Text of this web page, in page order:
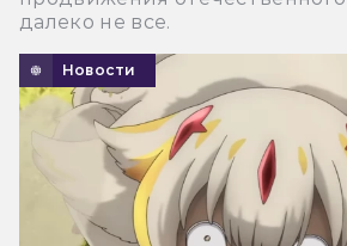
далеко не все.
Новости